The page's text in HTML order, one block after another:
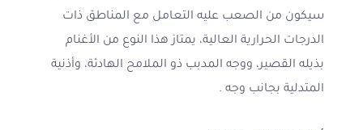
سيكون من الصعب عليه التعامل مع المناطق ذات
الدرجات الحرارية العالية، يمتاز هذا النوع من الأغنام
بذيله القصير، ووجه المدبب ذو الملامح الهادئة، وأذنية
المتدلية بجانب وجه .